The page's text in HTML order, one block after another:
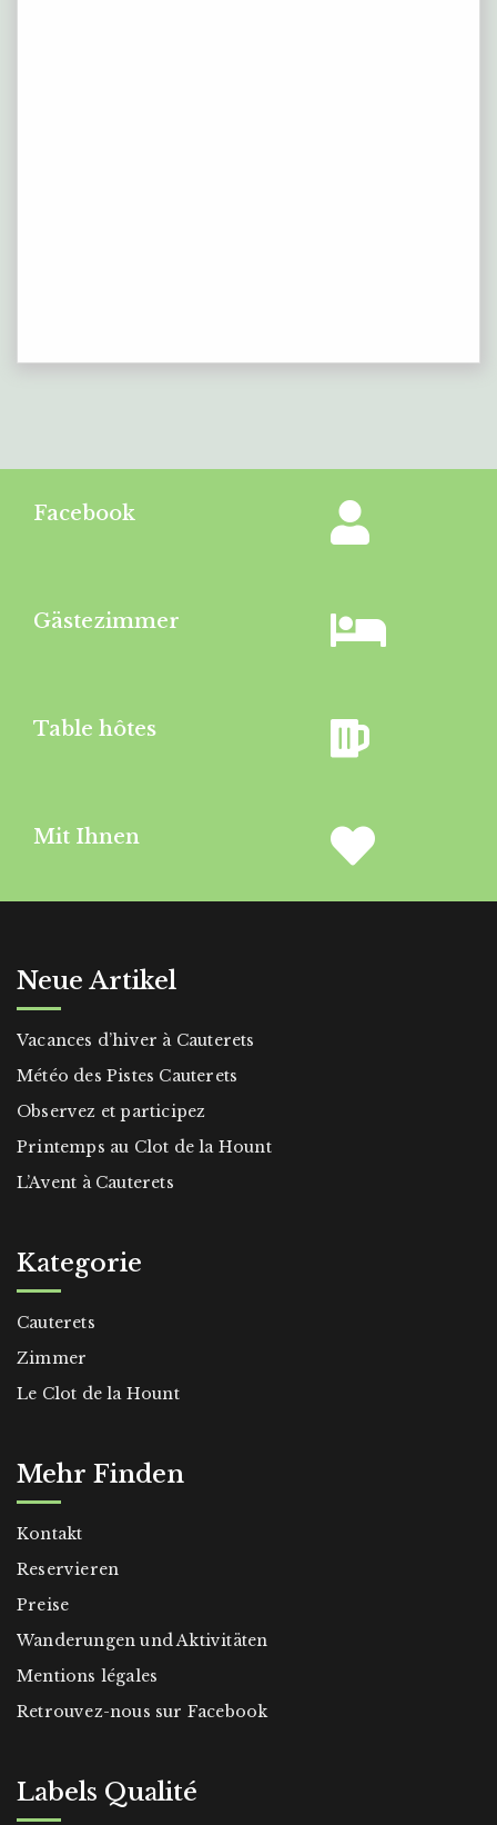
Facebook
Gästezimmer
Table hôtes
Mit Ihnen
Neue Artikel
Vacances d’hiver à Cauterets
Météo des Pistes Cauterets
Observez et participez
Printemps au Clot de la Hount
L’Avent à Cauterets
Kategorie
Cauterets
Zimmer
Le Clot de la Hount
Mehr Finden
Kontakt
Reservieren
Preise
Wanderungen und Aktivitäten
Mentions légales
Retrouvez-nous sur Facebook
Labels Qualité